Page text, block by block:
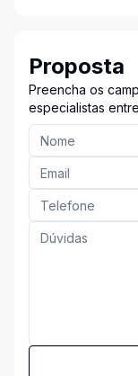
Proposta
Preencha os
especialistas